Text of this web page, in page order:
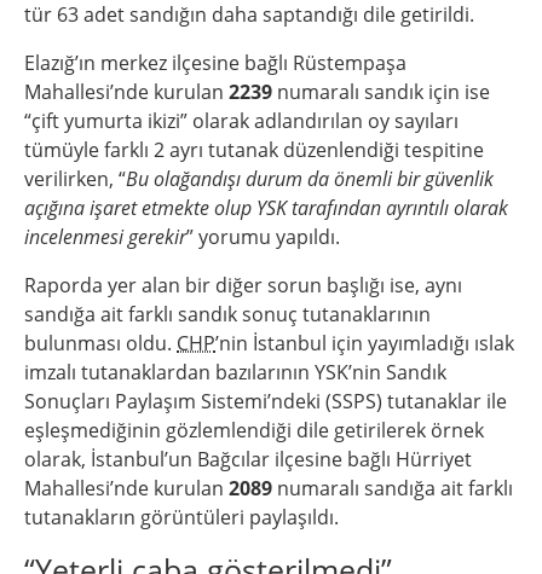
tür 63 adet sandığın daha saptandığı dile getirildi.
Elazığ’ın merkez ilçesine bağlı Rüstempaşa
Mahallesi’nde kurulan 2239 numaralı sandık için ise
“çift yumurta ikizi” olarak adlandırılan oy sayıları
tümüyle farklı 2 ayrı tutanak düzenlendiği tespitine
verilirken, “Bu olağandışı durum da önemli bir güvenlik
açığına işaret etmekte olup YSK tarafından ayrıntılı olarak
incelenmesi gerekir” yorumu yapıldı.
Raporda yer alan bir diğer sorun başlığı ise, aynı
sandığa ait farklı sandık sonuç tutanaklarının
bulunması oldu. CHP’nin İstanbul için yayımladığı ıslak
imzalı tutanaklardan bazılarının YSK’nin Sandık
Sonuçları Paylaşım Sistemi’ndeki (SSPS) tutanaklar ile
eşleşmediğinin gözlemlendiği dile getirilerek örnek
olarak, İstanbul’un Bağcılar ilçesine bağlı Hürriyet
Mahallesi’nde kurulan 2089 numaralı sandığa ait farklı
tutanakların görüntüleri paylaşıldı.